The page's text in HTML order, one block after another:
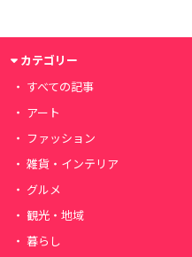
カテゴリー
すべての記事
アート
ファッション
雑貨・インテリア
グルメ
観光・地域
暮らし